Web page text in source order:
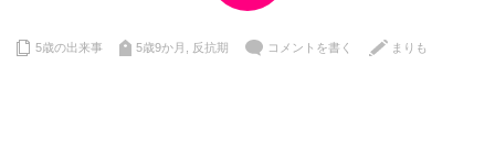
5歳の出来事 5歳9か月 反抗期 コメントを書く まりも